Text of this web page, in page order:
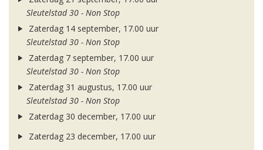
Sleutelstad 30 - Non Stop
Zaterdag 14 september, 17.00 uur
Sleutelstad 30 - Non Stop
Zaterdag 7 september, 17.00 uur
Sleutelstad 30 - Non Stop
Zaterdag 31 augustus, 17.00 uur
Sleutelstad 30 - Non Stop
Zaterdag 30 december, 17.00 uur
Zaterdag 23 december, 17.00 uur